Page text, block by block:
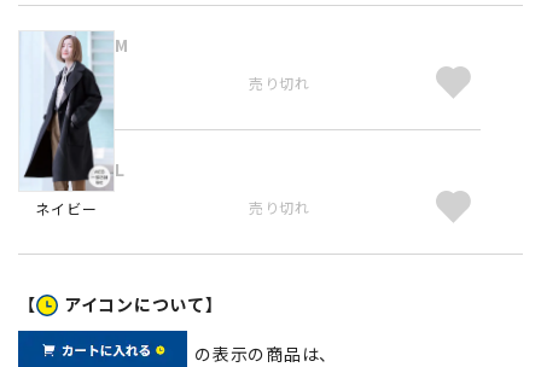
ネイビー
M
売り切れ
L
売り切れ
【 アイコンについて】
の表示の商品は、